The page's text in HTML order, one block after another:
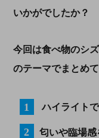
いかがでしたか？
今回は食べ物のシ
のテーマでまとめて
ハイライト
匂いや臨場感